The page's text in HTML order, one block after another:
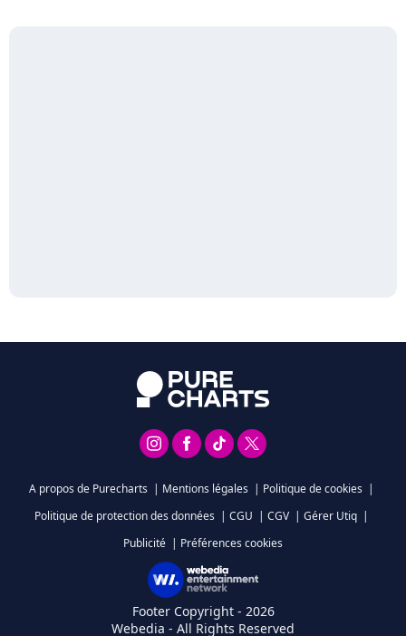
A propos de Purecharts | Mentions légales | Politique de cookies |
Politique de protection des données | CGU | CGV | Gérer Utiq |
Publicité | Préférences cookies
Footer Copyright - 2026
Webedia - All Rights Reserved